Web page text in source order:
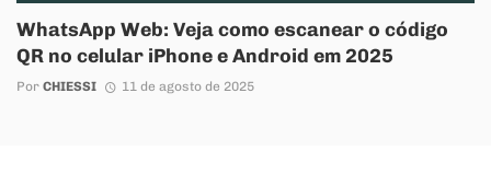
WhatsApp Web: Veja como escanear o código
QR no celular iPhone e Android em 2025
Por CHIESSI 11 de agosto de 2025